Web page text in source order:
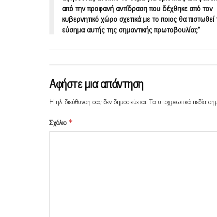
από την προφανή αντίδραση που δέχθηκε από τον
κυβερνητικό χώρο σχετικά με το ποιος θα πιστωθεί
εύσημα αυτής της σημαντικής πρωτοβουλίας”
Αφήστε μια απάντηση
Η ηλ. διεύθυνση σας δεν δημοσιεύεται.Τα υποχρεωτικά πεδία
Σχόλιο *